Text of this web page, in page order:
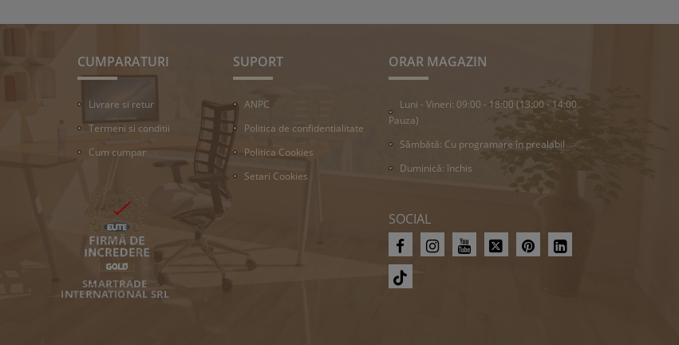
CUMPARATURI
Livrare si retur
Termeni si conditii
Cum cumpar
SUPORT
ANPC
Politica de confidentialitate
Politica Cookies
Setari Cookies
ORAR MAGAZIN
Luni - Vineri: 09:00 - 18:00 (13:00 - 14:00
Pauza)
Sâmbătă: Cu programare în prealabil
Duminică: închis
SOCIAL